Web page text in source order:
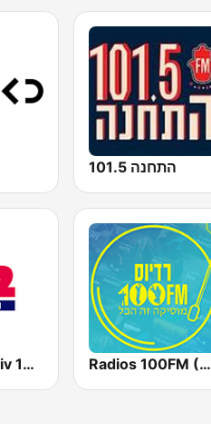
התחנה 101.5
Radio Tel Aviv 102FM (רדיו תל אביב) Radios 100FM (רדיוס)